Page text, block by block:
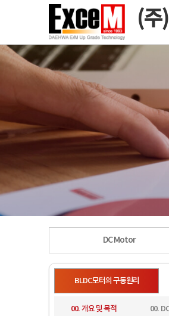
(주
DC Motor
BLDC모터의 구동원리
00. 개요 및 목적 00.